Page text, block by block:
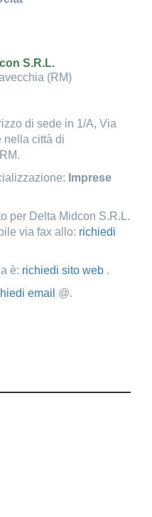
S.R.L.
(RM)
di sede in 1/A, Via
città di
Imprese
per Delta Midcon S.R.L.
via fax allo: richiedi
è: richiedi sito web .
email @.